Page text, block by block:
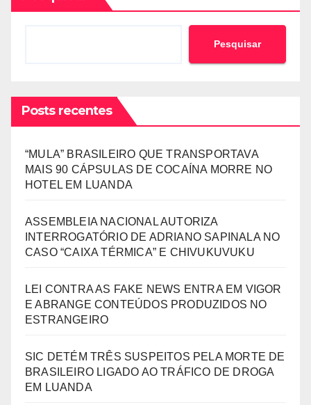
Pesquisar
Posts recentes
“MULA” BRASILEIRO QUE TRANSPORTAVA
MAIS 90 CÁPSULAS DE COCAÍNA MORRE NO
HOTEL EM LUANDA
ASSEMBLEIA NACIONAL AUTORIZA
INTERROGATÓRIO DE ADRIANO SAPINALA NO
CASO “CAIXA TÉRMICA” E CHIVUKUVUKU
LEI CONTRA AS FAKE NEWS ENTRA EM VIGOR
E ABRANGE CONTEÚDOS PRODUZIDOS NO
ESTRANGEIRO
SIC DETÉM TRÊS SUSPEITOS PELA MORTE DE
BRASILEIRO LIGADO AO TRÁFICO DE DROGA
EM LUANDA